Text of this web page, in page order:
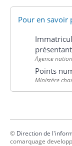
Pour en savoir
Agence
Points
Ministère
© Direction de
comarquage